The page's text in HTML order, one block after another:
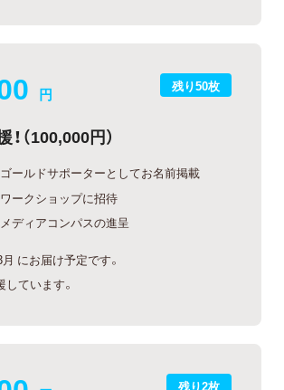
残り50枚
円
（100,000円）
ールドサポーターとしてお名前掲載
ークショップに招待
ディアコンパスの進呈
にお届け予定です。
ています。
残り2枚